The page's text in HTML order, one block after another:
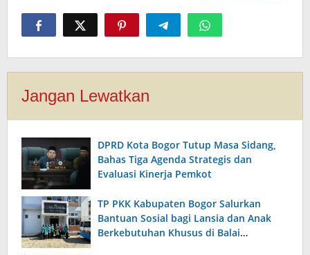
Jangan Lewatkan
DPRD Kota Bogor Tutup Masa Sidang,
Bahas Tiga Agenda Strategis dan
Evaluasi Kinerja Pemkot
TP PKK Kabupaten Bogor Salurkan
Bantuan Sosial bagi Lansia dan Anak
Berkebutuhan Khusus di Balai